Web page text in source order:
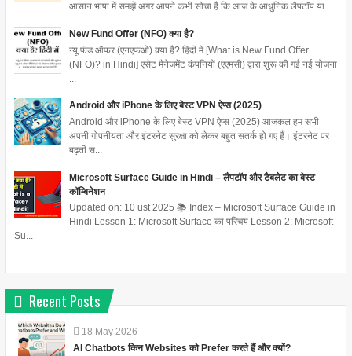
आसान भाषा में समझें अगर आपने कभी सोचा है कि आज के आधुनिक लैपटॉप या...
New Fund Offer (NFO) क्या है?
न्यू फंड ऑफर (एनएफओ) क्या है? हिंदी में [What is New Fund Offer
(NFO)? in Hindi] एसेट मैनेजमेंट कंपनियों (एएमसी) द्वारा शुरू की गई नई योजना
Android और iPhone के लिए बेस्ट VPN ऐप्स (2025)
Android और iPhone के लिए बेस्ट VPN ऐप्स (2025) आजकल हम सभी
अपनी गोपनीयता और इंटरनेट सुरक्षा को लेकर बहुत सतर्क हो गए हैं। इंटरनेट पर
बढ़ती स...
Microsoft Surface Guide in Hindi – लैपटॉप और टैबलेट का बेस्ट
कॉम्बिनेशन
Updated on: 10 ust 2025 📚 Index – Microsoft Surface Guide in
Hindi Lesson 1: Microsoft Surface का परिचय Lesson 2: Microsoft
Su...
Recent Posts
18 May 2026
AI Chatbots किन Websites को Prefer करते हैं और क्यों?